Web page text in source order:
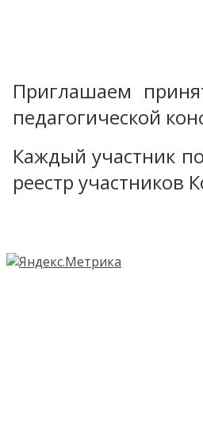
Приглашаем
педагогической
Каждый участник
реестр участников